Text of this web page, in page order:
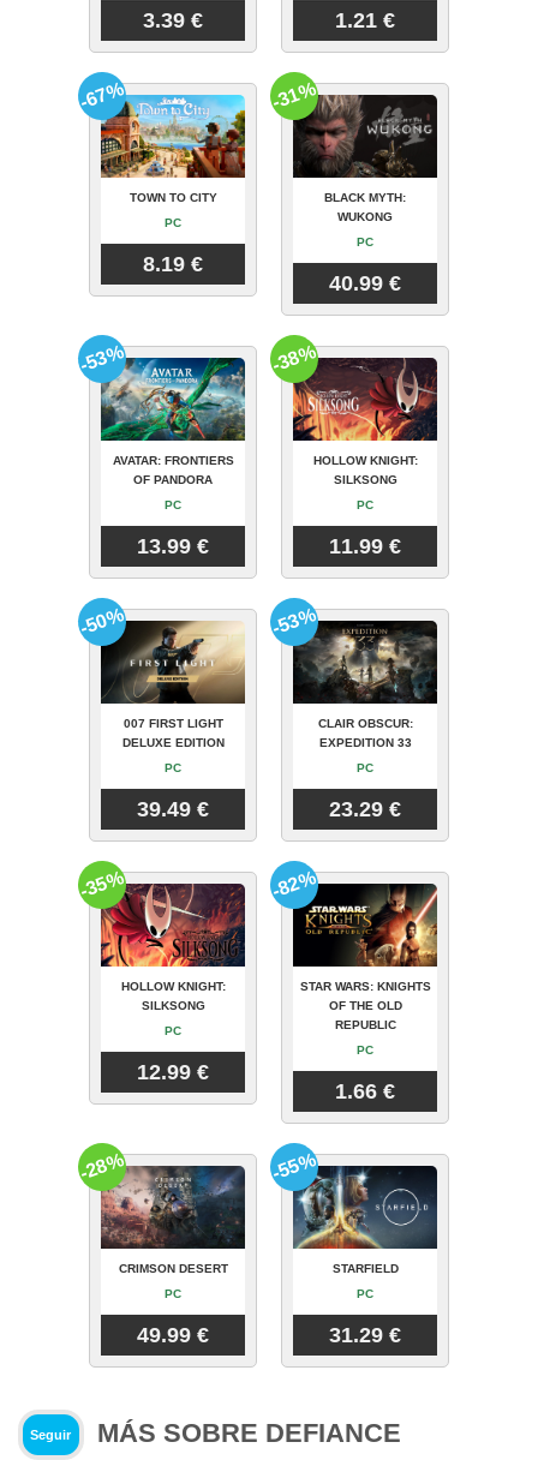
3.39 € 1.21 €
TOWN TO CITY
PC
8.19 €
-67%
BLACK MYTH:
WUKONG
PC
40.99 €
-31%
AVATAR: FRONTIERS
OF PANDORA
PC
13.99 €
-53%
HOLLOW KNIGHT:
SILKSONG
PC
11.99 €
-38%
007 FIRST LIGHT
DELUXE EDITION
PC
39.49 €
-50%
CLAIR OBSCUR:
EXPEDITION 33
PC
23.29 €
-53%
HOLLOW KNIGHT:
SILKSONG
PC
12.99 €
-35%
STAR WARS: KNIGHTS
OF THE OLD
REPUBLIC
PC
1.66 €
-82%
CRIMSON DESERT
PC
49.99 €
-28%
STARFIELD
PC
31.29 €
-55%
Seguir MÁS SOBRE DEFIANCE